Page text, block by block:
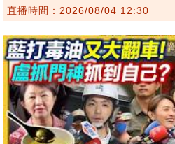
直播時間：2026/08/04 12:30